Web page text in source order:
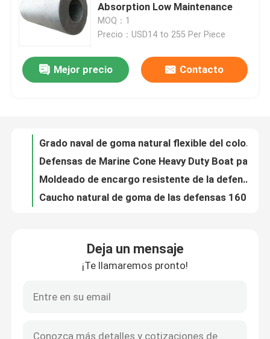
Productos
Los vídeos
Recorrido por la fábrica
Control de calidad
Defensa de goma del muelle
Defensa de goma de Yokohama
Defensa de goma neumática
Absorption Low Maintenance
MOQ：1
Precio：USD14 to 255 Per Piece
Mejor precio Contacto
Resistencia de rasgón de goma de las defensas PIANC2002 del cono de NBR/NR Marine Dock Bumpers
Caucho natural de goma de las defensas 1600H del cono fijo para la protección del barco del muelle
Barco modificado para requisitos particulares de Marine Naval Industrial For Dock de las defensas del cono
Desgaste de goma de las defensas 300-2000m m del cono del almacenador intermediario 1000H del muelle - resistente
Color negro de las defensas de goma cónicas del cono PIANC2002 modificado para requisitos particulares para el almacenador intermediario del muelle del barco
Deja un mensaje
¡Te llamaremos pronto!